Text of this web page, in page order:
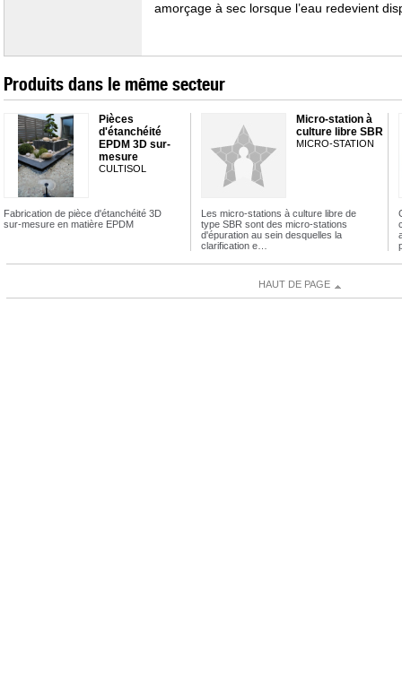
amorçage à sec lorsque l’eau redevient
Produits dans le même secteur
Pièces
d'étanchéité
EPDM 3D sur-
mesure
CULTISOL
Fabrication de pièce d'étanchéité 3D
sur-mesure en matière EPDM
Micro-station à
culture libre SBR
MICRO-STATION
Les micro-stations à culture libre de
type SBR sont des micro-stations
d'épuration au sein desquelles la
clarification e…
HAUT DE PAGE